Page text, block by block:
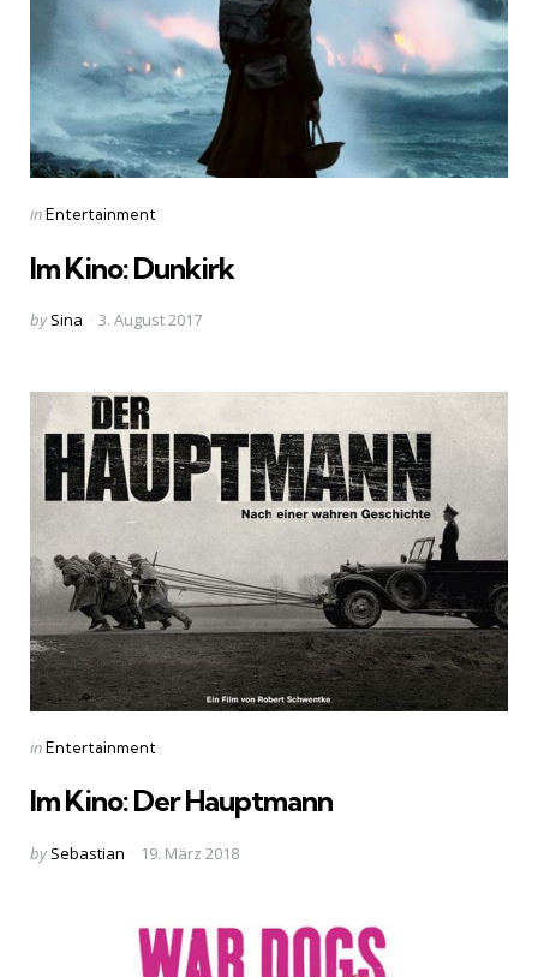
Categories
Posted
inEntertainment
Im Kino: Dunkirk
Posted
by Sina 3. August 2017
Categories
Posted
inEntertainment
Im Kino: Der Hauptmann
Posted
by Sebastian 19. März 2018